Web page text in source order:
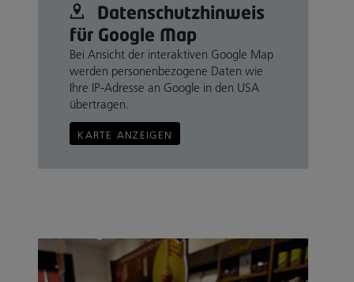
Datenschutz­hinweis
für Google Map
Bei Ansicht der interaktiven Google Map
werden personenbezogene Daten wie
Ihre IP-Adresse an Google in den USA
übertragen.
KARTE ANZEIGEN